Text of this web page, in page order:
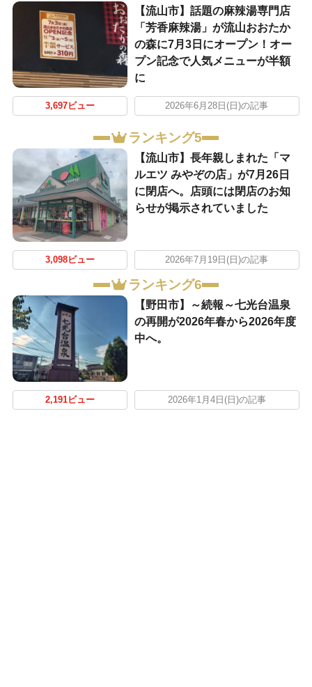
【流山市】話題の麻辣湯専門店
「芳香麻辣湯」が流山おおたか
の森に7月3日にオープン！オー
プン記念で人気メニューが半額
に
3,697ビュー 2026年6月28日(日)の記事
ランキング5
【流山市】長年親しまれた「マ
ルエツ みやぞの店」が7月26日
に閉店へ。店頭には閉店のお知
らせが掲示されていました
3,098ビュー 2026年7月19日(日)の記事
ランキング6
【野田市】～続報～七光台温泉
の再開が2026年春から2026年度
中へ。
2,191ビュー 2026年1月4日(日)の記事